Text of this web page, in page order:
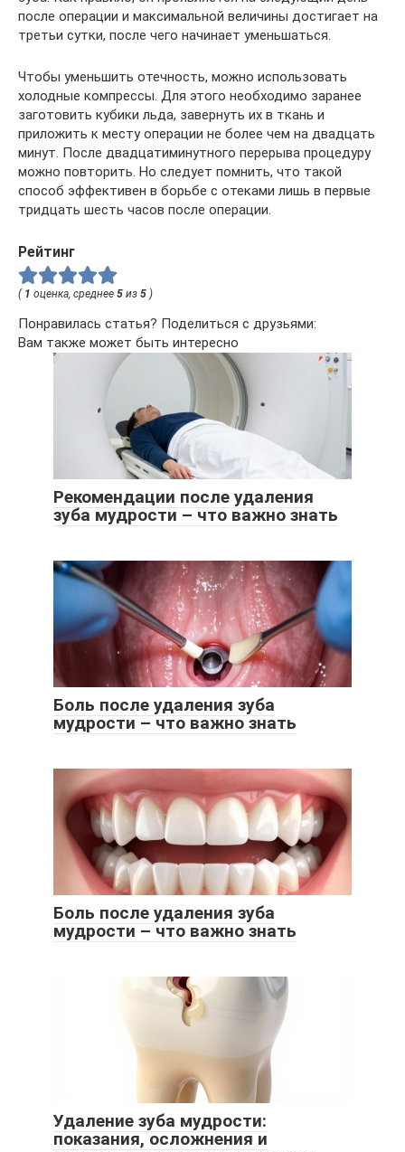
после операции и максимальной величины достигает на
третьи сутки, после чего начинает уменьшаться.
Чтобы уменьшить отечность, можно использовать
холодные компрессы. Для этого необходимо заранее
заготовить кубики льда, завернуть их в ткань и
приложить к месту операции не более чем на двадцать
минут. После двадцатиминутного перерыва процедуру
можно повторить. Но следует помнить, что такой
способ эффективен в борьбе с отеками лишь в первые
тридцать шесть часов после операции.
Рейтинг
( 1 оценка, среднее 5 из 5 )
Понравилась статья? Поделиться с друзьями:
Вам также может быть интересно
Рекомендации после удаления
зуба мудрости – что важно знать
Боль после удаления зуба
мудрости – что важно знать
Боль после удаления зуба
мудрости – что важно знать
Удаление зуба мудрости:
показания, осложнения и